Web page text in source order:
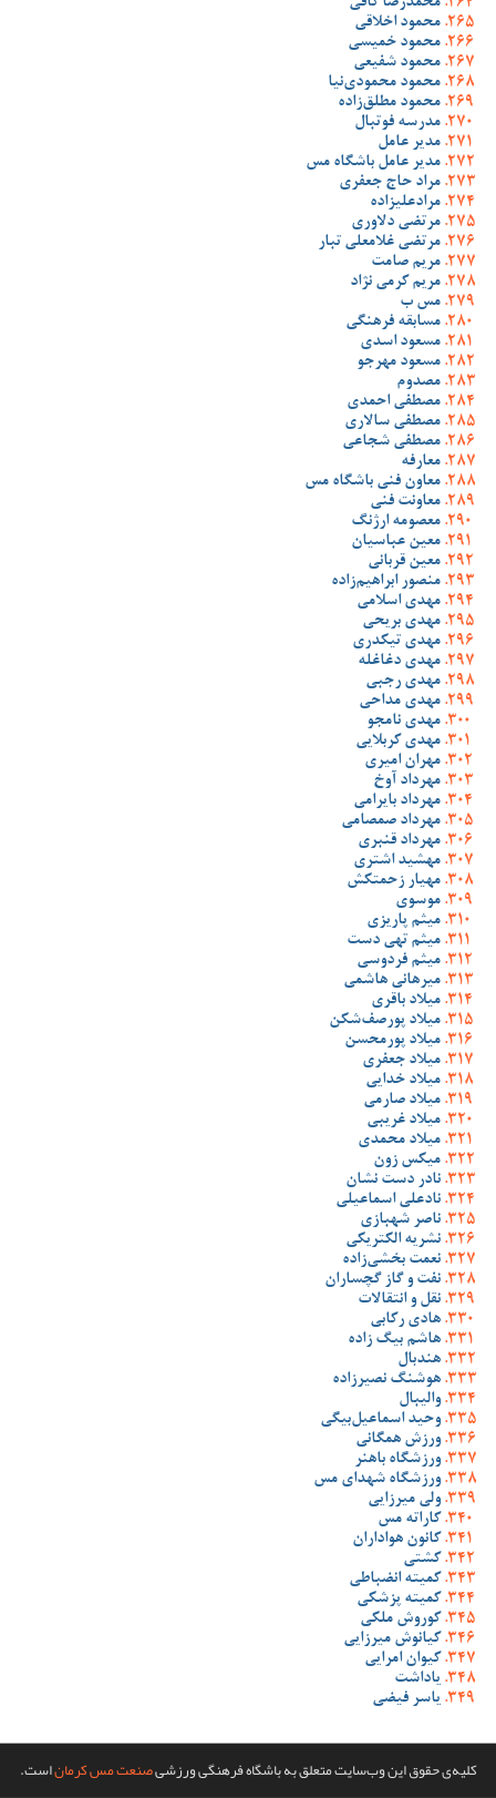
محمدرضا کافی
محمود اخلاقی
محمود خمیسی
محمود شفیعی
محمود محمودی‌نیا
محمود مطلق‌زاده
مدرسه فوتبال
مدیر عامل
مدیر عامل باشگاه مس
مراد حاج جعفری
مرادعلیزاده
مرتضی دلاوری
مرتضی غلامعلی تبار
مریم صامت
مریم کرمی نژاد
مس ب
مسابقه فرهنگی
مسعود اسدی
مسعود مهرجو
مصدوم
مصطفی احمدی
مصطفی سالاری
مصطفی شجاعی
معارفه
معاون فنی باشگاه مس
معاونت فنی
معصومه ارژنگ
معین عباسیان
معین قربانی
منصور ابراهیم‌زاده
مهدی اسلامی
مهدی بریحی
مهدی تیکدری
مهدی دغاغله
مهدی رجبی
مهدی مداحی
مهدی نامجو
مهدی کربلایی
مهران امیری
مهرداد آوخ
مهرداد بایرامی
مهرداد صمصامی
مهرداد قنبری
مهشید اشتری
مهیار زحمتکش
موسوی
میثم پاریزی
میثم تهی دست
میثم فردوسی
میرهانی هاشمی
میلاد باقری
میلاد پورصف‌شکن
میلاد پورمحسن
میلاد جعفری
میلاد خدایی
میلاد صارمی
میلاد غریبی
میلاد محمدی
میکس زون
نادر دست نشان
نادعلی اسماعیلی
ناصر شهبازی
نشریه الکتریکی
نعمت بخشی‌زاده
نفت و گاز گچساران
نقل و انتقالات
هادی رکابی
هاشم بیگ زاده
هندبال
هوشنگ نصیرزاده
والیبال
وحید اسماعیل‌بیگی
ورزش همگانی
ورزشگاه باهنر
ورزشگاه شهدای مس
ولی میرزایی
کاراته مس
کانون هواداران
کشتی
کمیته انضباطی
کمیته پزشکی
کوروش ملکی
کیانوش میرزایی
کیوان امرایی
یاداشت
یاسر فیضی
کلیه‌ی حقوق این وب‌سایت متعلق به باشگاه فرهنگی ورزشیصنعت مس کرماناست.